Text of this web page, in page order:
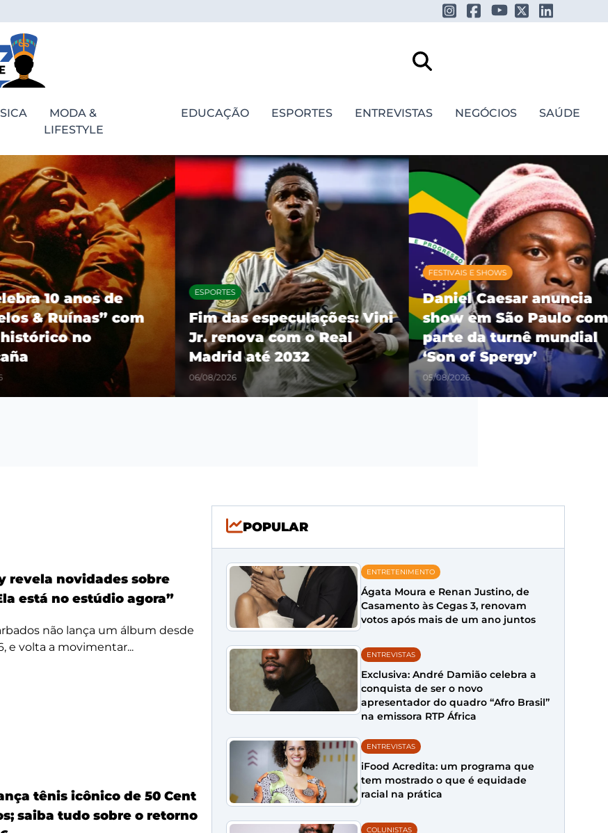
MODA &
LIFESTYLE
EDUCAÇÃO ESPORTES ENTREVISTAS NEGÓCIOS SAÚDE
10 anos de
Ruínas” com
no
ESPORTES
Fim das especulações: Vini
Jr. renova com o Real
Madrid até 2032
06/08/2026
FESTIVAIS E SHOWS
Daniel Caesar anuncia
show em São Paulo como
parte da turnê mundial
‘Son of Spergy’
05/08/2026
revela novidades sobre
está no estúdio agora”
não lança um álbum desde
e volta a movimentar...
tênis icônico de 50 Cent
saiba tudo sobre o retorno
POPULAR
ENTRETENIMENTO
Ágata Moura e Renan Justino, de
Casamento às Cegas 3, renovam
votos após mais de um ano juntos
ENTREVISTAS
Exclusiva: André Damião celebra a
conquista de ser o novo
apresentador do quadro “Afro Brasil”
na emissora RTP África
ENTREVISTAS
iFood Acredita: um programa que
tem mostrado o que é equidade
racial na prática
COLUNISTAS